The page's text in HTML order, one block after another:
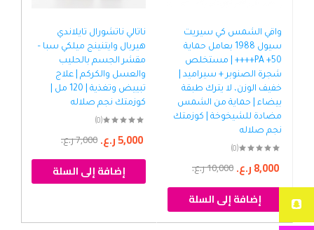
واقي الشمس كي سيريت
سيول 1988 بعامل حماية
50+ PA++++ | مستخلص
شجرة الصنوبر + سيراميد |
خفيف الوزن، لا يترك طبقة
بيضاء | حماية من الشمس
مضادة للشيخوخة | كوزمتك
نجم صلاله
(0)
10,000ر.ع. 8,000ر.ع.
إضافة إلى السلة
ناتالي ناتشورال تايلاندي
هيربال وايتنينج ميلكي سبا –
مقشر الجسم بالحليب
والعسل والكركم | علاج
تبييض وتغذية | 120 مل |
كوزمتك نجم صلاله
(0)
7,000ر.ع. 5,000ر.ع.
إضافة إلى السلة